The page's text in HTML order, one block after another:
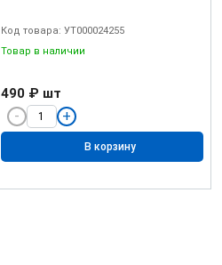
Код товара: УТ000024255
Товар в наличии
490 ₽ шт
В корзину